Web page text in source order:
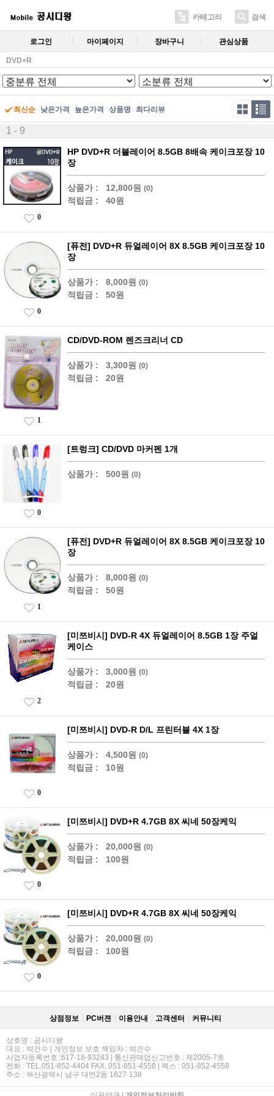
카테고리 검색
로그인 마이페이지 장바구니 관심상품
DVD+R
최신순 낮은가격 높은가격 상품명 최다리뷰
1 - 9
HP DVD+R 더블레이어 8.5GB 8배속 케이크포장 10
장
상품가 : 12,800원 (0)
적립금 : 40원
0
[퓨전] DVD+R 듀얼레이어 8X 8.5GB 케이크포장 10
장
상품가 : 8,000원 (0)
적립금 : 50원
0
CD/DVD-ROM 렌즈크리너 CD
상품가 : 3,300원 (0)
적립금 : 20원
1
[트렁크] CD/DVD 마커펜 1개
상품가 : 500원 (0)
0
[퓨전] DVD+R 듀얼레이어 8X 8.5GB 케이크포장 10
장
상품가 : 8,000원 (0)
적립금 : 50원
1
[미쯔비시] DVD-R 4X 듀얼레이어 8.5GB 1장 주얼
케이스
상품가 : 3,000원 (0)
적립금 : 20원
2
[미쯔비시] DVD-R D/L 프린터블 4X 1장
상품가 : 4,500원 (0)
적립금 : 10원
0
[미쯔비시] DVD+R 4.7GB 8X 씨네 50장케익
상품가 : 20,000원 (0)
적립금 : 100원
0
[미쯔비시] DVD+R 4.7GB 8X 씨네 50장케익
상품가 : 20,000원 (0)
적립금 : 100원
0
상점정보 PC버젼 이용안내 고객센터 커뮤니티
상호명 : 공시디왕
대표 : 박건수 | 개인정보 보호 책임자 : 박건수
사업자등록번호 :617-18-93243 | 통신판매업신고번호 : 제2005-7호
전화 : TEL.051-852-4404 FAX. 051-851-4558 | 팩스 : 051-852-4558
주소 : 부산광역시 남구 대연2동 1627-138